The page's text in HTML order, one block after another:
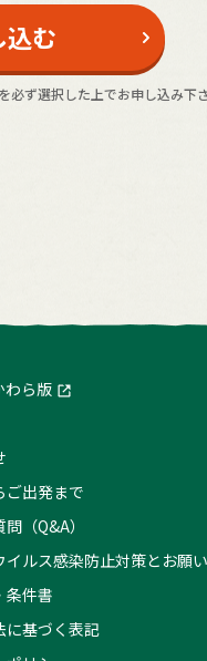
込む
必ず選択した上でお申し込み下
わら版
ご出発まで
（Q&A）
イルス感染防止対策とお願
条件書
に基づく表記